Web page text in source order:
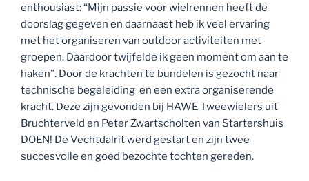
enthousiast: “Mijn passie voor wielrennen heeft de
doorslag gegeven en daarnaast heb ik veel ervaring
met het organiseren van outdoor activiteiten met
groepen. Daardoor twijfelde ik geen moment om aan te
haken”. Door de krachten te bundelen is gezocht naar
technische begeleiding en een extra organiserende
kracht. Deze zijn gevonden bij HAWE Tweewielers uit
Bruchterveld en Peter Zwartscholten van Startershuis
DOEN! De Vechtdalrit werd gestart en zijn twee
succesvolle en goed bezochte tochten gereden.